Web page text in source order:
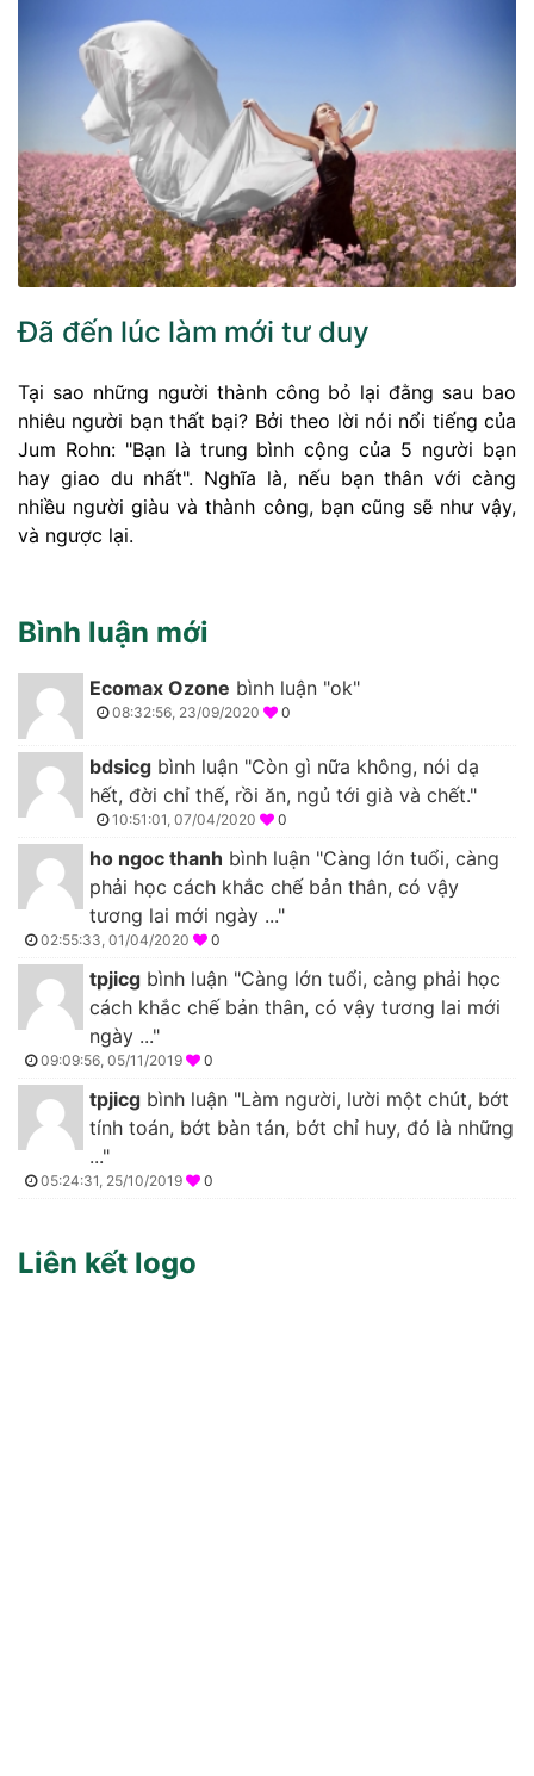
Đã đến lúc làm mới tư duy
Tại sao những người thành công bỏ lại đằng sau bao
nhiêu người bạn thất bại? Bởi theo lời nói nổi tiếng của
Jum Rohn: "Bạn là trung bình cộng của 5 người bạn
hay giao du nhất". Nghĩa là, nếu bạn thân với càng
nhiều người giàu và thành công, bạn cũng sẽ như vậy,
và ngược lại.
Bình luận mới
Ecomax Ozone bình luận "ok"
08:32:56, 23/09/2020 0
bdsicg bình luận "Còn gì nữa không, nói dạ
hết, đời chỉ thế, rồi ăn, ngủ tới già và chết."
10:51:01, 07/04/2020 0
ho ngoc thanh bình luận "Càng lớn tuổi, càng
phải học cách khắc chế bản thân, có vậy
tương lai mới ngày ..."
02:55:33, 01/04/2020 0
tpjicg bình luận "Càng lớn tuổi, càng phải học
cách khắc chế bản thân, có vậy tương lai mới
ngày ..."
09:09:56, 05/11/2019 0
tpjicg bình luận "Làm người, lười một chút, bớt
tính toán, bớt bàn tán, bớt chỉ huy, đó là những
..."
05:24:31, 25/10/2019 0
Liên kết logo